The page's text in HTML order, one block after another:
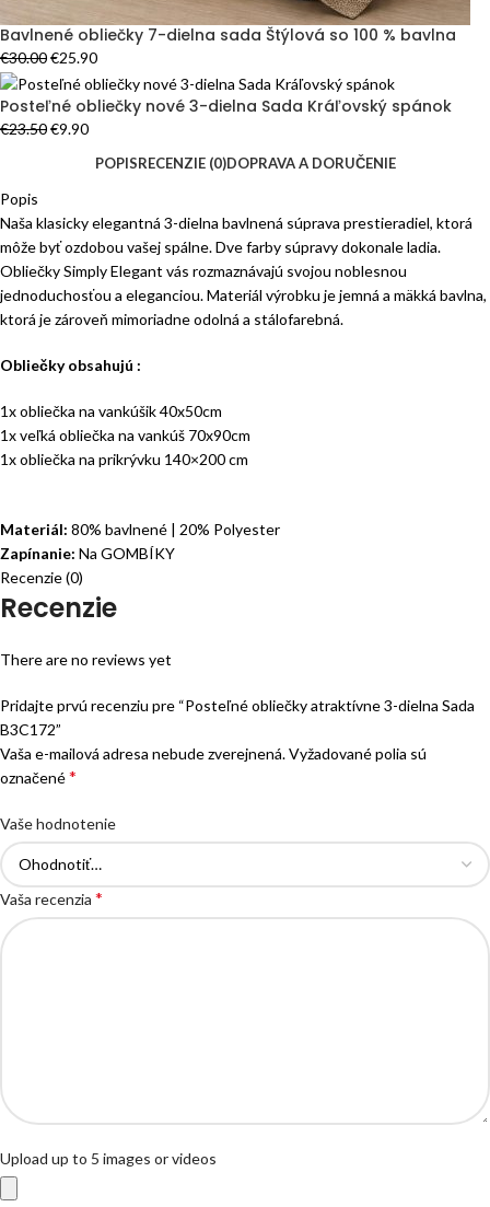
Bavlnené obliečky 7-dielna sada Štýlová so 100 % bavlna
€30.00€25.90
Posteľné obliečky nové 3-dielna Sada Kráľovský spánok
€23.50€9.90
POPISRECENZIE (0)DOPRAVA A DORUČENIE
Popis
Naša klasicky elegantná 3-dielna bavlnená súprava prestieradiel, ktorá
môže byť ozdobou vašej spálne. Dve farby súpravy dokonale ladia.
Obliečky Simply Elegant vás rozmaznávajú svojou noblesnou
jednoduchosťou a eleganciou. Materiál výrobku je jemná a mäkká bavlna,
ktorá je zároveň mimoriadne odolná a stálofarebná.
Obliečky obsahujú :
1x obliečka na vankúšik 40x50cm
1x veľká obliečka na vankúš 70x90cm
1x obliečka na prikrývku 140×200 cm
Materiál: 80% bavlnené | 20% Polyester
Zapínanie: Na GOMBÍKY
Recenzie (0)
Recenzie
There are no reviews yet
Pridajte prvú recenziu pre “Posteľné obliečky atraktívne 3-dielna Sada
B3C172”
Vaša e-mailová adresa nebude zverejnená.Vyžadované polia sú
označené*
Vaše hodnotenie
Vaša recenzia *
Upload up to 5 images or videos